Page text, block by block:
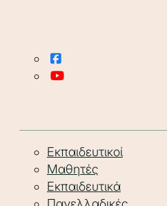
Εκπαιδευτικοί
Μαθητές
Εκπαιδευτικά